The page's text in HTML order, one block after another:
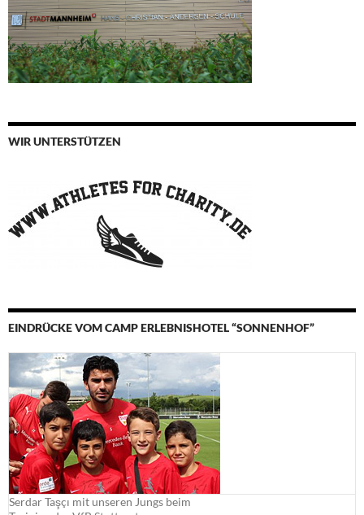
WIR UNTERSTÜTZEN
EINDRÜCKE VOM CAMP ERLEBNISHOTEL “SONNENHOF”
Serdar Taşçı mit unseren Jungs beim